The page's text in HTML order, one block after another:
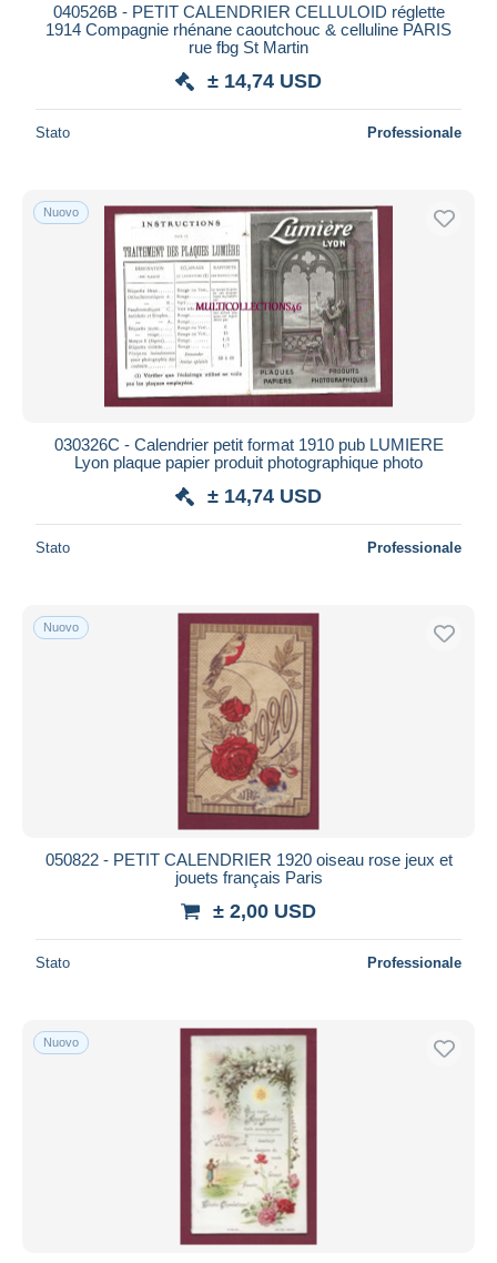
040526B - PETIT CALENDRIER CELLULOID réglette
1914 Compagnie rhénane caoutchouc & celluline PARIS
rue fbg St Martin
± 14,74 USD
Stato Professionale
Nuovo
030326C - Calendrier petit format 1910 pub LUMIERE
Lyon plaque papier produit photographique photo
± 14,74 USD
Stato Professionale
Nuovo
050822 - PETIT CALENDRIER 1920 oiseau rose jeux et
jouets français Paris
± 2,00 USD
Stato Professionale
Nuovo